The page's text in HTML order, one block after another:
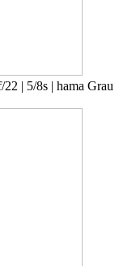
| 5/8s | hama Grau